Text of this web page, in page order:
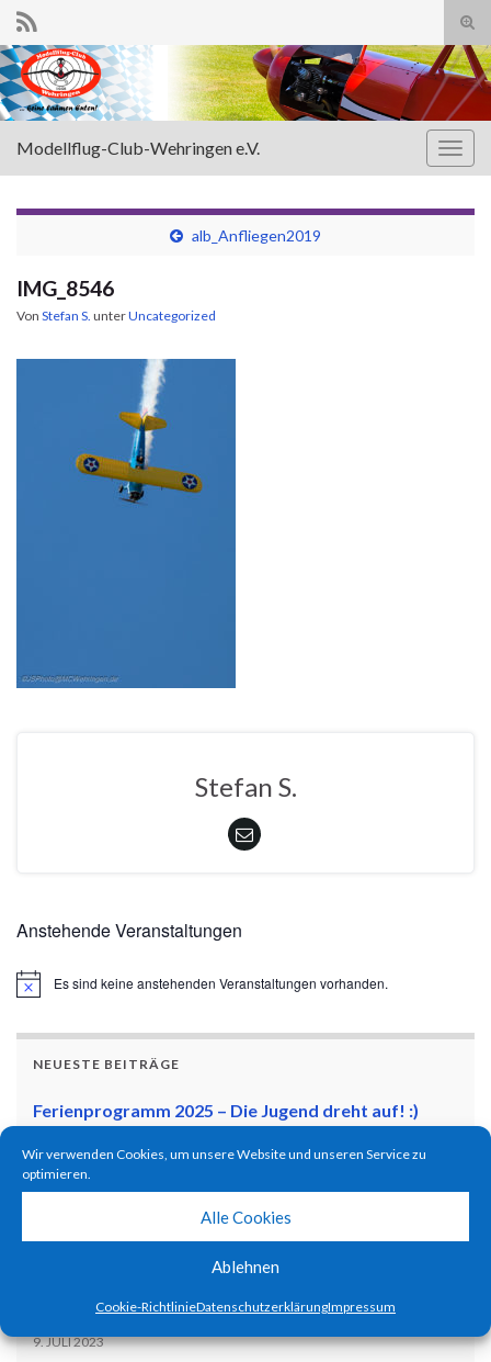
Wir verwenden Cookies, um unsere Website und unseren Service zu
optimieren.
Alle Cookies
Ablehnen
Cookie-RichtlinieDatenschutzerklärungImpressum
Search for:
Modellflug-Club-Wehringen e.V.
alb_Anfliegen2019
IMG_8546
Von Stefan S. unterUncategorized
Stefan S.
Anstehende Veranstaltungen
HinweisEs sind keine anstehenden Veranstaltungen vorhanden.
NEUESTE BEITRÄGE
Ferienprogramm 2025 – Die Jugend dreht auf! :)
Pilotentreffen 2025
Ferienprogramm 2024 – Kids become pilots!
Flugtag zum 65-Jährigen Jubiläum!
9. JULI 2023